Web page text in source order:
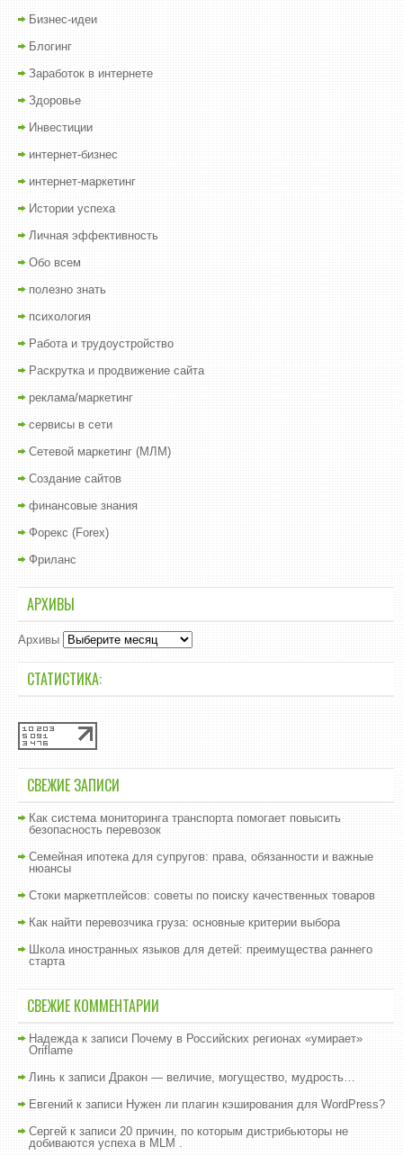
Бизнес-идеи
Блогинг
Заработок в интернете
Здоровье
Инвестиции
интернет-бизнес
интернет-маркетинг
Истории успеха
Личная эффективность
Обо всем
полезно знать
психология
Работа и трудоустройство
Раскрутка и продвижение сайта
реклама/маркетинг
сервисы в сети
Сетевой маркетинг (МЛМ)
Создание сайтов
финансовые знания
Форекс (Forex)
Фриланс
АРХИВЫ
Архивы
СТАТИСТИКА:
СВЕЖИЕ ЗАПИСИ
Как система мониторинга транспорта помогает повысить
безопасность перевозок
Семейная ипотека для супругов: права, обязанности и важные
нюансы
Стоки маркетплейсов: советы по поиску качественных товаров
Как найти перевозчика груза: основные критерии выбора
Школа иностранных языков для детей: преимущества раннего
старта
СВЕЖИЕ КОММЕНТАРИИ
Надеждак записи Почему в Российских регионах «умирает»
Oriflame
Линь к записи Дракон — величие, могущество, мудрость…
Евгений к записи Нужен ли плагин кэширования для WordPress?
Сергей к записи 20 причин, по которым дистрибьюторы не
добиваются успеха в MLM .